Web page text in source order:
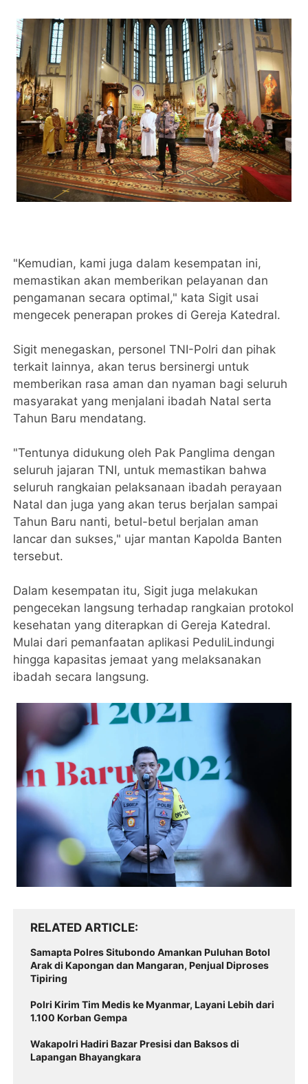
"Kemudian, kami juga dalam kesempatan ini,
memastikan akan memberikan pelayanan dan
pengamanan secara optimal," kata Sigit usai
mengecek penerapan prokes di Gereja Katedral.
Sigit menegaskan, personel TNI-Polri dan pihak
terkait lainnya, akan terus bersinergi untuk
memberikan rasa aman dan nyaman bagi seluruh
masyarakat yang menjalani ibadah Natal serta
Tahun Baru mendatang.
"Tentunya didukung oleh Pak Panglima dengan
seluruh jajaran TNI, untuk memastikan bahwa
seluruh rangkaian pelaksanaan ibadah perayaan
Natal dan juga yang akan terus berjalan sampai
Tahun Baru nanti, betul-betul berjalan aman
lancar dan sukses," ujar mantan Kapolda Banten
tersebut.
Dalam kesempatan itu, Sigit juga melakukan
pengecekan langsung terhadap rangkaian protokol
kesehatan yang diterapkan di Gereja Katedral.
Mulai dari pemanfaatan aplikasi PeduliLindungi
hingga kapasitas jemaat yang melaksanakan
ibadah secara langsung.
RELATED ARTICLE
Samapta Polres Situbondo Amankan Puluhan Botol
Arak di Kapongan dan Mangaran, Penjual Diproses
Tipiring
Polri Kirim Tim Medis ke Myanmar, Layani Lebih dari
1.100 Korban Gempa
Wakapolri Hadiri Bazar Presisi dan Baksos di
Lapangan Bhayangkara